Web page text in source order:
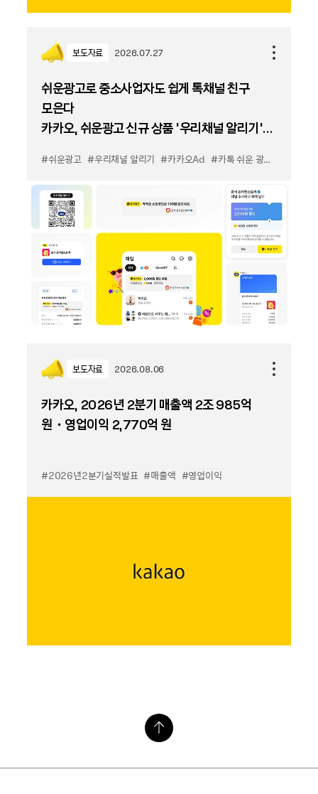
보도자료 2026.07.27
쉬운광고로 중소사업자도 쉽게 톡채널 친구
모은다
카카오, 쉬운광고 신규 상품 '우리채널 알리기'
#쉬운광고 #우리채널 알리기 #카카오Ad #카톡 쉬운 광고
보도자료 2026.08.06
카카오, 2026년 2분기 매출액 2조 985억
원・영업이익 2,770억 원
#2026년2분기실적발표 #매출액 #영업이익